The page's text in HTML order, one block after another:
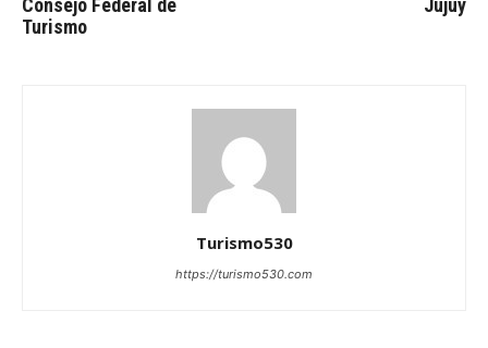
Consejo Federal de
Turismo
Jujuy
Turismo530
https://turismo530.com